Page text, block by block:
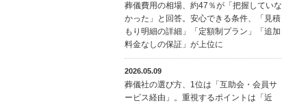
葬儀費用の相場、約47％が「把握していな
かった」と回答。安心できる条件、「見積
もり明細の詳細」「定額制プラン」「追加
料金なしの保証」が上位に
2026.05.09
葬儀社の選び方、1位は「互助会・会員サ
ービス経由」。重視するポイントは「近